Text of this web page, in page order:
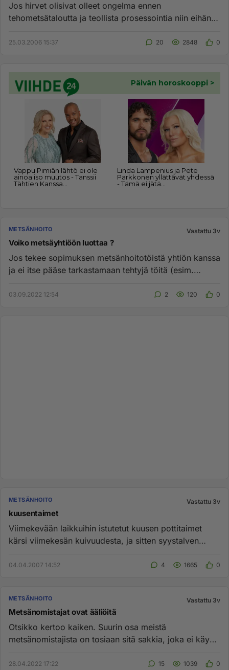
Jos hirvet olisivat olleet ongelma ennen
tehometsätaloutta ja teollista prosessointia niin eihän
25.03.2006 15:37 20 2848 0
METSÄNHOITO Vastattu 3v
Voiko metsäyhtiöön luottaa ?
Jos tekee sopimuksen metsänhoitotöistä yhtiön kanssa
ja ei itse pääse tarkastamaan tehtyjä töitä (esim.
03.09.2022 12:54 2 120 0
METSÄNHOITO Vastattu 3v
kuusentaimet
Viimekevään laikkuihin istutetut kuusen pottitaimet
kärsi viimekesän kuivuudesta, ja sitten syystalven
04.04.2007 14:52 4 1665 0
METSÄNHOITO Vastattu 3v
Metsänomistajat ovat ääliöitä
Otsikko kertoo kaiken. Suurin osa meistä
metsänomistajista on tosiaan sitä sakkia, joka ei käy
28.04.2022 17:22 15 1039 0